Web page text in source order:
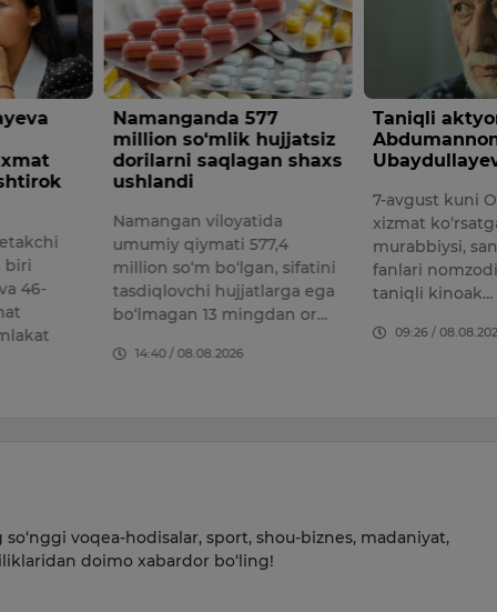
577
hujjatsiz
shaxs
577,4
bo‘lgan, sifatini
hujjatlarga ega
mingdan or…
Taniqli aktyor
Abdumannon
Ubaydullayev vafot etdi
7-avgust kuni O‘zbekistonda
xizmat ko‘rsatgan yoshlar
murabbiysi, san’atshunoslik
fanlari nomzodi, professor,
taniqli kinoak…
XDP
Xalq
(XDP)
Chinoz
maha…
voqea-hodisalar, sport, shou-biznes, madaniyat,
doimo xabardor bo‘ling!